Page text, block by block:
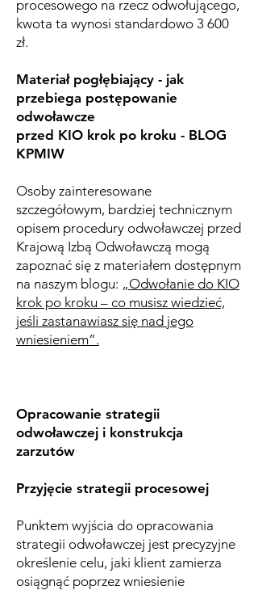
procesowego na rzecz odwołującego,
kwota ta wynosi standardowo 3 600
zł.
Materiał pogłębiający - jak
przebiega postępowanie
odwoławcze
przed KIO krok po kroku - BLOG
KPMIW
Osoby zainteresowane
szczegółowym, bardziej technicznym
opisem procedury odwoławczej przed
Krajową Izbą Odwoławczą mogą
zapoznać się z materiałem dostępnym
na naszym blogu: „Odwołanie do KIO
krok po kroku – co musisz wiedzieć,
jeśli zastanawiasz się nad jego
wniesieniem”.
Opracowanie strategii
odwoławczej i konstrukcja
zarzutów
Przyjęcie strategii procesowej
Punktem wyjścia do opracowania
strategii odwoławczej jest precyzyjne
określenie celu, jaki klient zamierza
osiągnąć poprzez wniesienie